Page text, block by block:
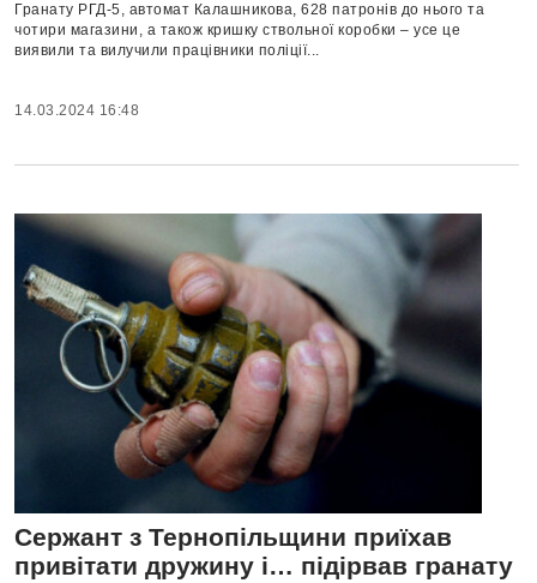
Гранату РГД-5, автомат Калашникова, 628 патронів до нього та
чотири магазини, а також кришку ствольної коробки – усе це
виявили та вилучили працівники поліції...
14.03.2024 16:48
Сержант з Тернопільщини приїхав
привітати дружину і… підірвав гранату